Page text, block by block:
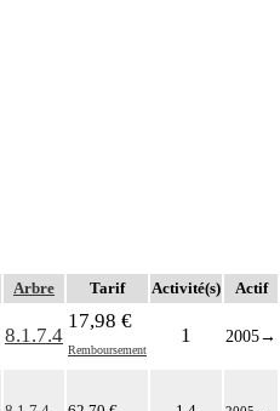
Arbre Tarif Activité(s) Actif
8.1.7.4
17,98 €
Remboursement
1 2005→